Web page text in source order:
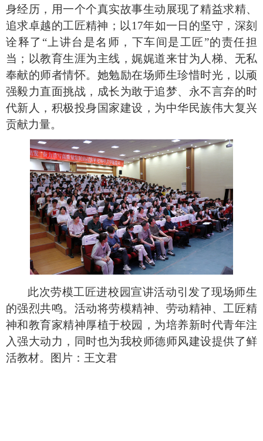
身经历，用一个个真实故事生动展现了精益求精、
追求卓越的工匠精神；以17年如一日的坚守，深刻
诠释了“上讲台是名师，下车间是工匠”的责任担
当；以教育生涯为主线，娓娓道来甘为人梯、无私
奉献的师者情怀。她勉励在场师生珍惜时光，以顽
强毅力直面挑战，成长为敢于追梦、永不言弃的时
代新人，积极投身国家建设，为中华民族伟大复兴
贡献力量。
此次劳模工匠进校园宣讲活动引发了现场师生
的强烈共鸣。活动将劳模精神、劳动精神、工匠精
神和教育家精神厚植于校园，为培养新时代青年注
入强大动力，同时也为我校师德师风建设提供了鲜
活教材。图片：王文君